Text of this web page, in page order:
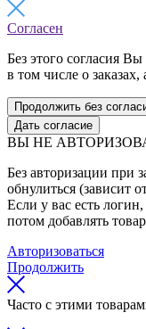
Согласен
Без этого согласия
в том числе о
Продолжить без
Дать согласие
ВЫ НЕ
Без авторизации при
обнулиться (зависит
Если у вас есть
потом добавлять
Авторизоваться
Продолжить
Часто с этими